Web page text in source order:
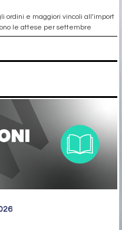
ordini e maggiori vincoli all’import
le attese per settembre